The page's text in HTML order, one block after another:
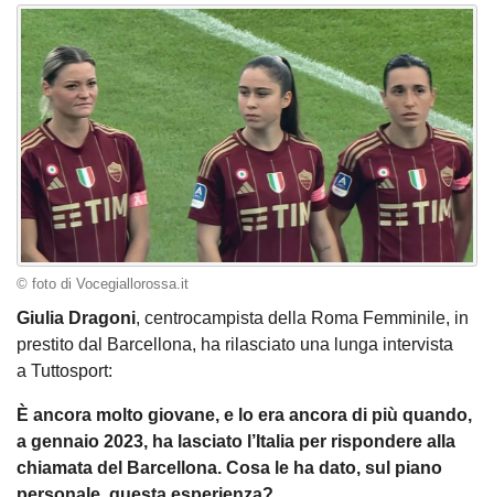
© foto di Vocegiallorossa.it
Giulia Dragoni, centrocampista della Roma Femminile, in
prestito dal Barcellona, ha rilasciato una lunga intervista
a Tuttosport:
È ancora molto giovane, e lo era ancora di più quando,
a gennaio 2023, ha lasciato l’Italia per rispondere alla
chiamata del Barcellona. Cosa le ha dato, sul piano